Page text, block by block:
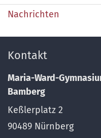
Nachrichten
Kontakt
Maria-Ward-
Bamberg
Keßlerplatz 2
90489 Nürnberg